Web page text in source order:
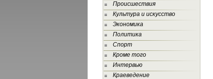
Происшествия
Культура и искусство
Экономика
Политика
Спорт
Кроме того
Интервью
Краеведение